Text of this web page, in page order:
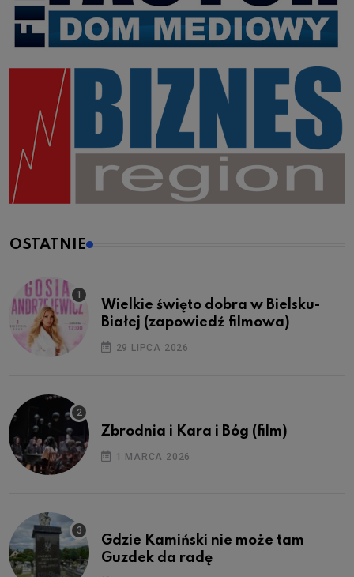
OSTATNIE
Wielkie święto dobra w Bielsku-
Białej (zapowiedź filmowa)
29 LIPCA 2026
Zbrodnia i Kara i Bóg (film)
1 MARCA 2026
Gdzie Kamiński nie może tam
Guzdek da radę